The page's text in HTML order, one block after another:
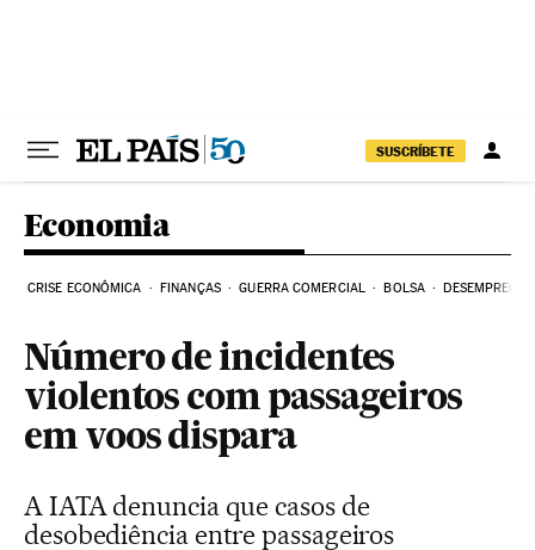
SUSCRÍBETE
Economia
CRISE ECONÔMICA FINANÇAS GUERRA COMERCIAL BOLSA DESEMPREGO
Número de incidentes
violentos com passageiros
em voos dispara
A IATA denuncia que casos de
desobediência entre passageiros